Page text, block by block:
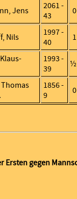
Jens
2061 -
43
Nils
1997 -
40
1993 -
39
1856 -
9
Ersten gegen